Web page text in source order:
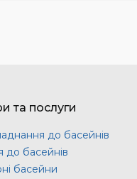
та послуги
до басейнів
до басейнів
басейни